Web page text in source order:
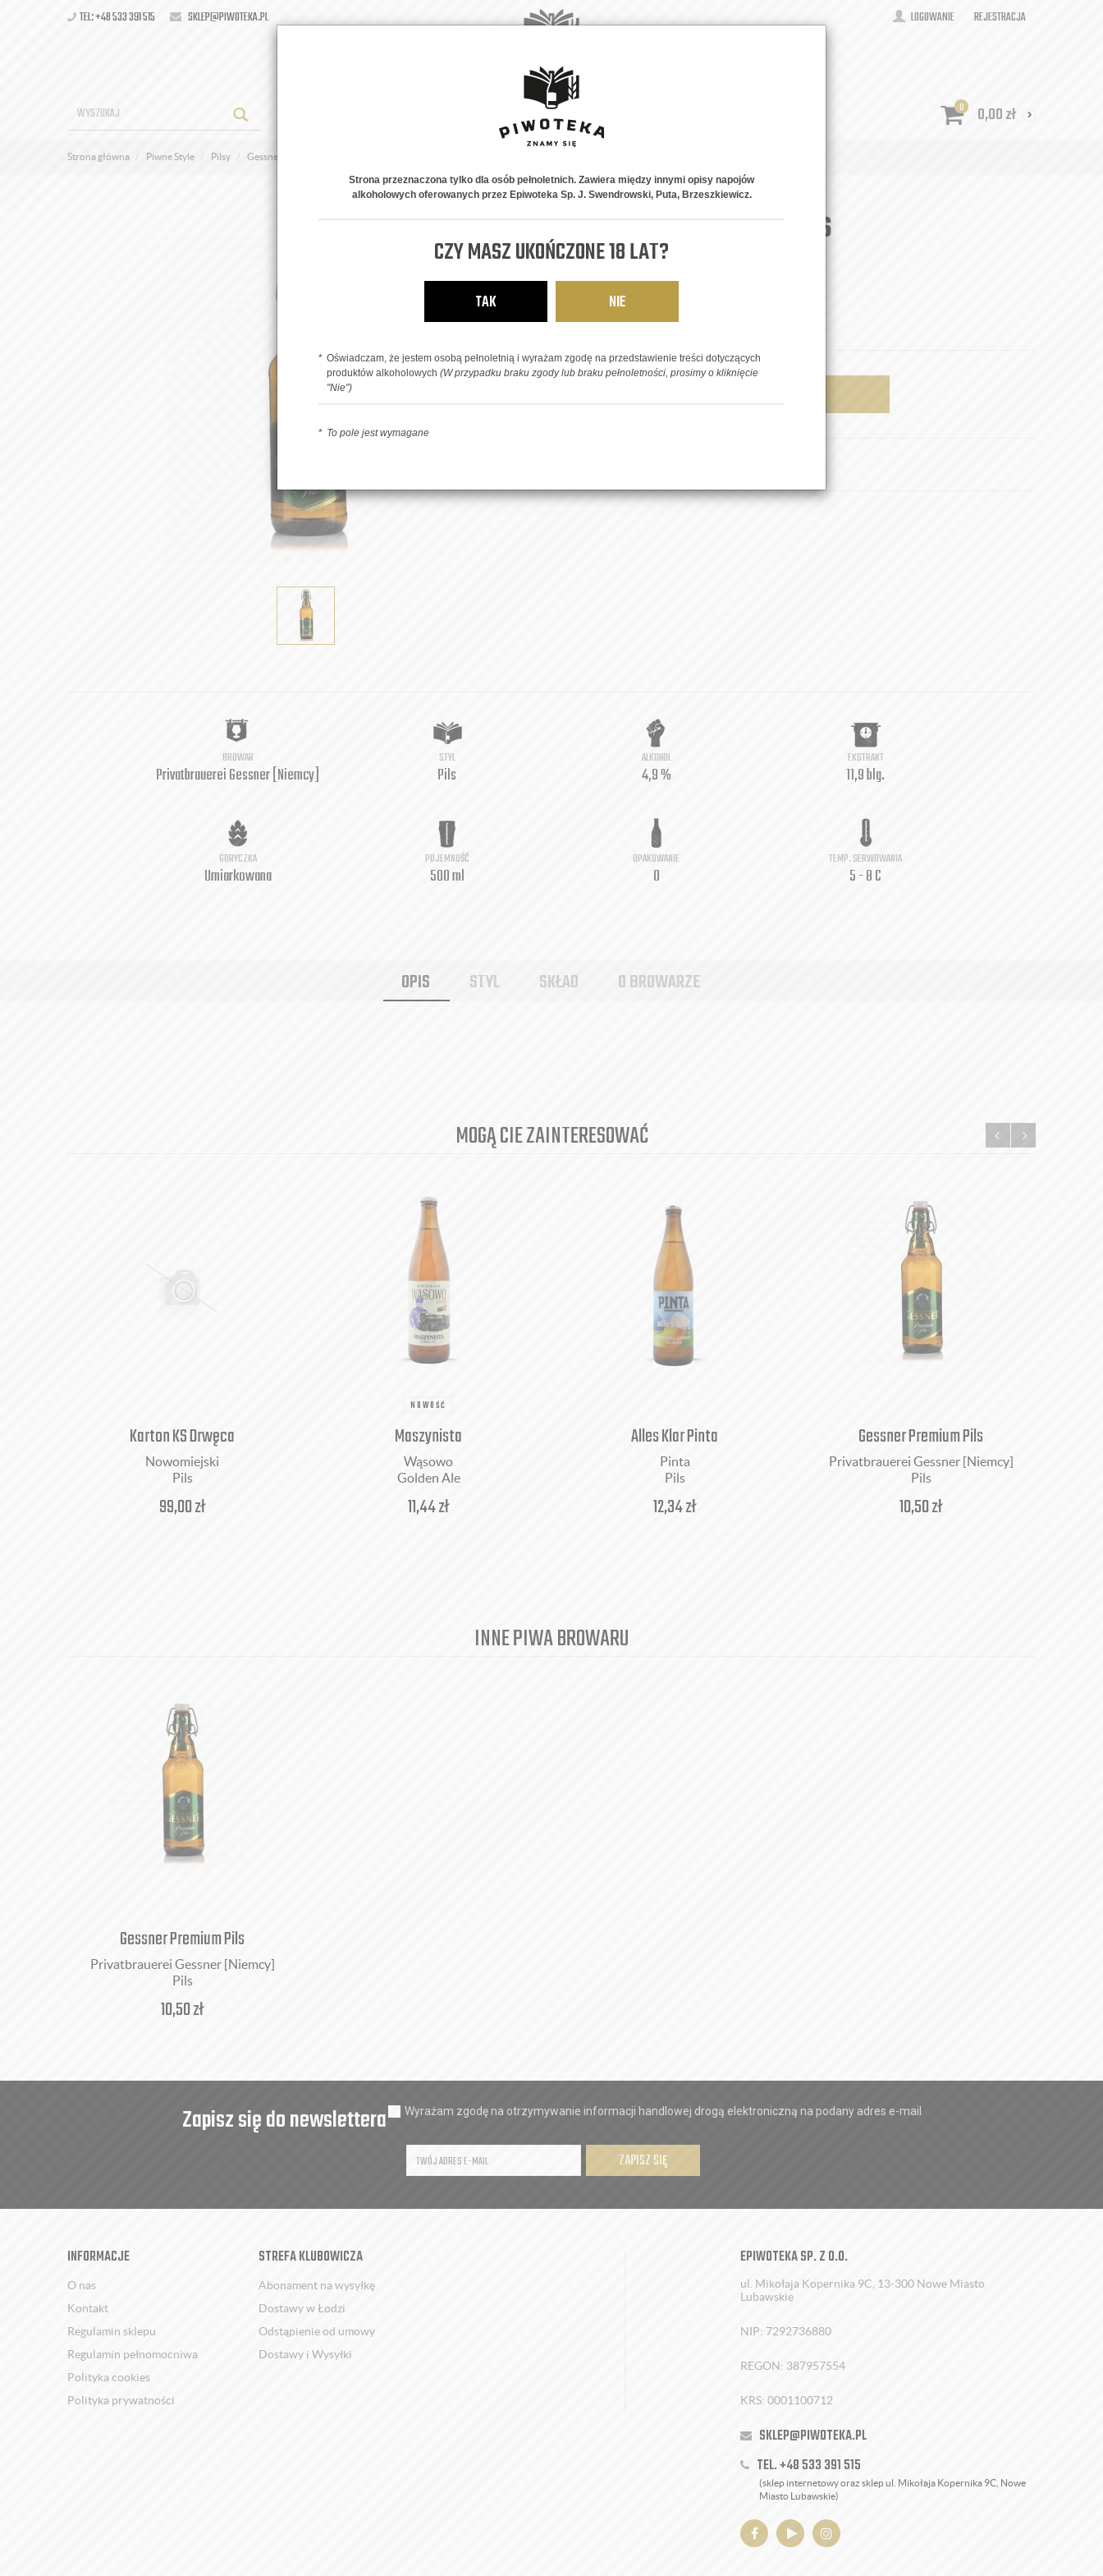
TEL: +48 533 391 515 SKLEP@PIWOTEKA.PL LOGOWANIE REJESTRACJA
PIWNE STYLE NA PREZENT 0 0,00zł
Strona główna Piwne Style Pilsy Gessner Premium Pils
Gessner Premium Pils
PILS
10,50
BROWAR
Privatbrauerei Gessner [Niemcy]
STYL
Pils
ALKOHOL
4,9 %
EKSTRAKT
11,9 blg.
GORYCZKA
Umiarkowana
POJEMNOŚĆ
500 ml
OPAKOWANIE
0
TEMP. SERWOWANIA
5 - 8 C
OPIS STYL SKŁAD O BROWARZE
MOGĄ CIE ZAINTERESOWAĆ
Karton KS Drwęca
Nowomiejski
Pils
99,00zł
NOWOŚĆ
Maszynista
Wąsowo
Golden Ale
11,44zł
Alles Klar Pinta
Pinta
Pils
12,34zł
Gessner Premium Pils
Privatbrauerei Gessner [Niemcy]
Pils
10,50zł
INNE PIWA BROWARU
Gessner Premium Pils
Privatbrauerei Gessner [Niemcy]
Pils
10,50zł
Zapisz się do newslettera Wyrażam zgodę na otrzymywanie informacji handlowej drogą elektroniczną na podany adres e-mail
ZAPISZ SIĘ
INFORMACJE
O nas
Kontakt
Regulamin sklepu
Regulamin pełnomocniwa
Polityka cookies
Polityka prywatności
STREFA KLUBOWICZA
Abonament na wysyłkę
Dostawy w Łodzi
Odstąpienie od umowy
Dostawy i Wysyłki
EPIWOTEKA SP. Z O.O.
ul. Mikołaja Kopernika 9C, 13-300 Nowe Miasto
Lubawskie
NIP: 7292736880
REGON: 387957554
KRS: 0001100712
SKLEP@PIWOTEKA.PL
TEL. +48 533 391 515
(sklep internetowy oraz sklep ul. Mikołaja Kopernika 9C, Nowe
Miasto Lubawskie)
Strona przeznaczona tylko dla osób pełnoletnich. Zawiera między innymi opisy napojów
alkoholowych oferowanych przez Epiwoteka Sp. J. Swendrowski, Puta, Brzeszkiewicz.
CZY MASZ UKOŃCZONE 18 LAT?
TAK NIE
Oświadczam, że jestem osobą pełnoletnią i wyrażam zgodę na przedstawienie treści dotyczących
produktów alkoholowych (W przypadku braku zgody lub braku pełnoletności, prosimy o kliknięcie
"Nie")
To pole jest wymagane